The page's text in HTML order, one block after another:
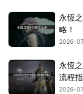
永恆
略！
2026-
永恆
流程指
2026-